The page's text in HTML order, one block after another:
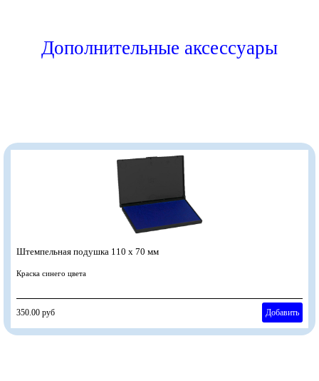
Дополнительные аксессуары
Штемпельная подушка 110 х 70 мм
Краска синего цвета
350.00 руб Добавить